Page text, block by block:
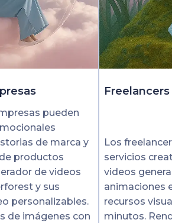
pueden
de marca y
productos
de videos
y sus
personalizables.
de imágenes con
Freelancers
Los
servicios
videos
animaciones
recursos
minutos.